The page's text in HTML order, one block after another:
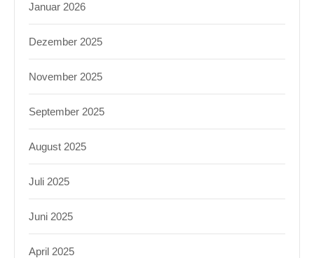
Januar 2026
Dezember 2025
November 2025
September 2025
August 2025
Juli 2025
Juni 2025
April 2025